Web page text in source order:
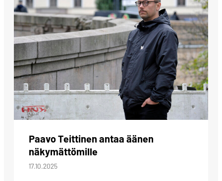
Paavo Teittinen antaa äänen
näkymättömille
17.10.2025